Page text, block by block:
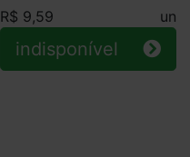
R$ 9,59 un
indisponível